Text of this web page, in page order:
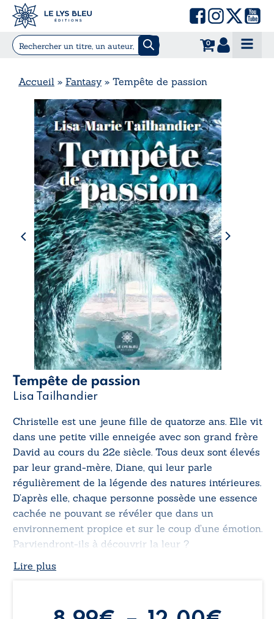
0
Accueil » Fantasy» Tempête de passion
Tempête de passion
Lisa Tailhandier
Christelle est une jeune fille de quatorze ans. Elle vit
dans une petite ville enneigée avec son grand frère
David au cours du 22e siècle. Tous deux sont élevés
par leur grand-mère, Diane, qui leur parle
régulièrement de la légende des natures intérieures.
D’après elle, chaque personne possède une essence
cachée ne pouvant se révéler que dans un
environnement propice et sur le coup d’une émotion.
Parviendront-ils à découvrir la leur ?
Lire plus